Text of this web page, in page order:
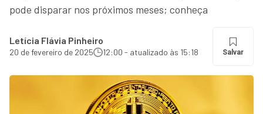
pode disparar nos próximos meses; conheça
Letícia Flávia Pinheiro
20 de fevereiro de 2025 12:00 - atualizado às 15:18 Salvar